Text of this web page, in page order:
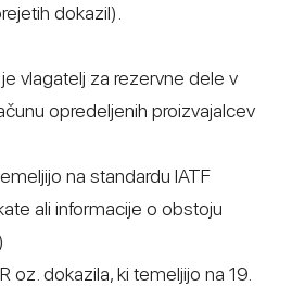
dokazil).
vlagatelj za rezervne dele v
opredeljenih proizvajalcev
na standardu IATF
ali informacije o obstoju
oz. dokazila, ki temeljijo na 19.